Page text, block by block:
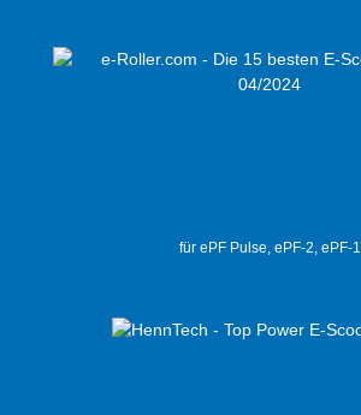
für ePF Pulse, ePF-2, ePF-1